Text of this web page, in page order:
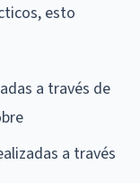
esto
a través de
a través